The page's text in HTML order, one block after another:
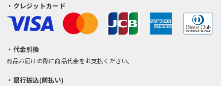
・クレジットカード
・代金引換
商品お届けの際に商品代金をお支払ください。
・銀行振込(前払い)